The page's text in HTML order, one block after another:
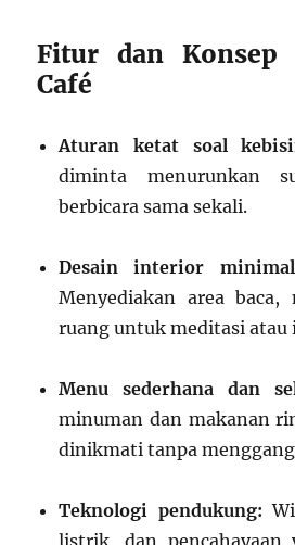
Fitur dan Konsep
Café
Aturan ketat soal
diminta menurunkan
berbicara sama sekali.
Desain interior
Menyediakan area
ruang untuk meditasi atau
Menu sederhana dan
minuman dan makanan
dinikmati tanpa
Teknologi pendukung: